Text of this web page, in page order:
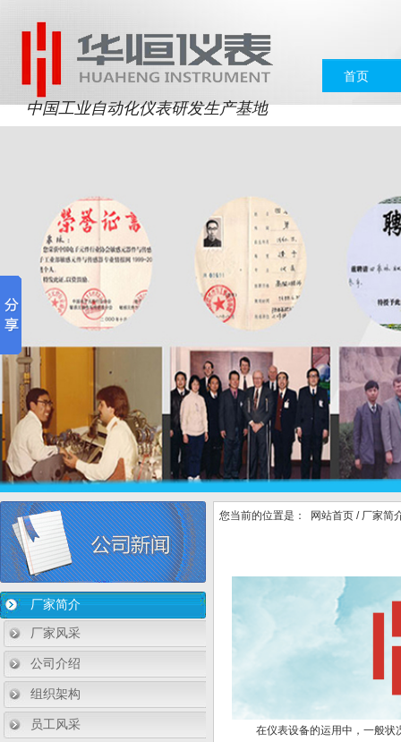
中国工业自动化仪表研发生产基地
首页
厂家简介
厂家风采
公司介绍
组织架构
员工风采
您当前的位置是： 网站首页 / 厂家简
在仪表设备的运用中，一般状况